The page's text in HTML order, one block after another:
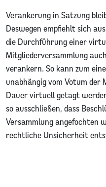
Verankerung in Satzung
Deswegen empfiehlt sich
die Durchführung einer
Mitgliederversammlung
verankern. So kann zum
unabhängig vom Votum
Dauer virtuell getagt
so ausschließen, dass
Versammlung angefochten
rechtliche Unsicherheit